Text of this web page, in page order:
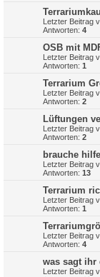
Letzter Beitrag
Antworten: 4
OSB mit
Letzter Beitrag
Antworten: 1
Terrarium
Letzter Beitrag
Antworten: 2
Lüftungen
Letzter Beitrag
Antworten: 2
brauche
Letzter Beitrag
Antworten: 13
Terrarium
Letzter Beitrag
Antworten: 1
Letzter Beitrag
Antworten: 4
was sagt ihr
Letzter Beitrag